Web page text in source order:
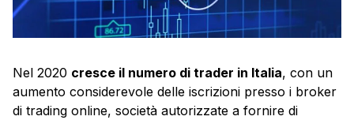
Nel 2020 cresce il numero di trader in Italia, con un
aumento considerevole delle iscrizioni presso i broker
di trading online, società autorizzate a fornire di